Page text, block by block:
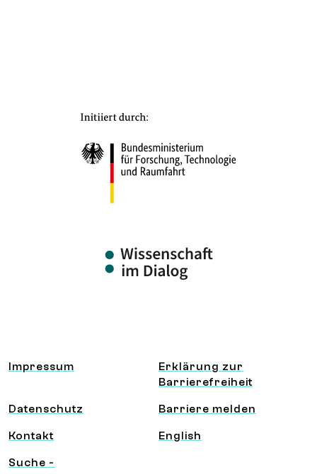
Information und Service
Impressum
Erklärung zur
Barrierefreiheit
Datenschutz Barriere melden
Kontakt English
Suche -